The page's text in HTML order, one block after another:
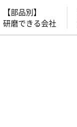
【部品別】
研磨できる会社